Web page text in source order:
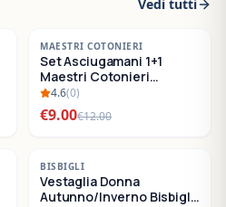
Vedi tutti
-25%
SALDI
MAESTRI COTONIERI
Set Asciugamani 1+1
Maestri Cotonieri
Eternity Spugna di
Cotone
4.6(0)
€9.00€12.00
-30 %
SALDI
BISBIGLI
Vestaglia Donna
Autunno/Inverno Bisbigli